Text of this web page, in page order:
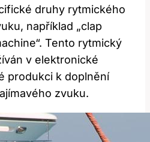
druhy rytmického
⁣například „clap
Tento rytmický
v ⁢elektronické
produkci k doplnění
zvuku.